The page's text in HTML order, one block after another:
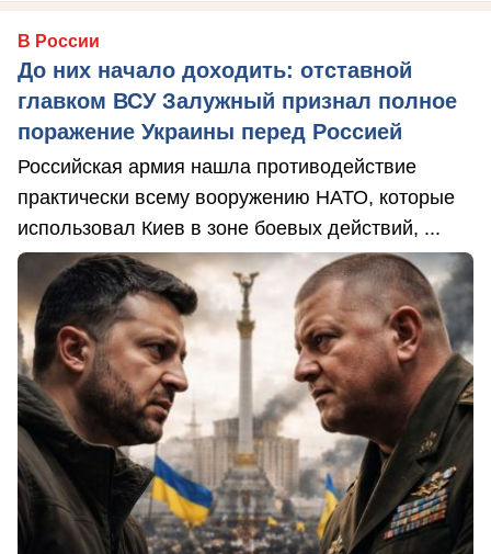
В России
До них начало доходить: отставной
главком ВСУ Залужный признал полное
поражение Украины перед Россией
Российская армия нашла противодействие
практически всему вооружению НАТО, которые
использовал Киев в зоне боевых действий, ...